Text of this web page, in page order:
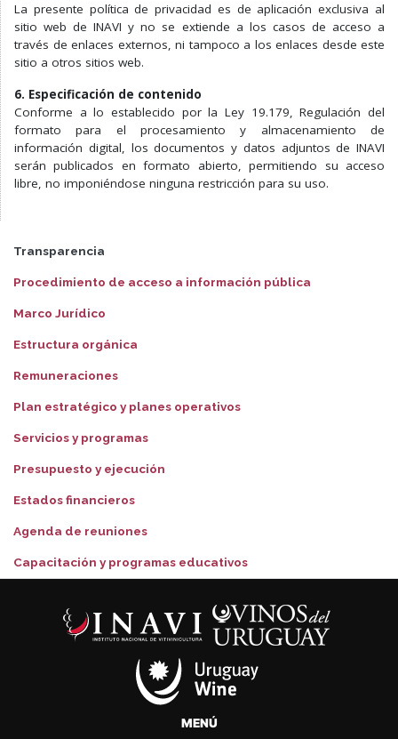
La presente política de privacidad es de aplicación exclusiva al
sitio web de INAVI y no se extiende a los casos de acceso a
través de enlaces externos, ni tampoco a los enlaces desde este
sitio a otros sitios web.
6. Especificación de contenido
Conforme a lo establecido por la Ley 19.179, Regulación del
formato para el procesamiento y almacenamiento de
información digital, los documentos y datos adjuntos de INAVI
serán publicados en formato abierto, permitiendo su acceso
libre, no imponiéndose ninguna restricción para su uso.
Transparencia
Procedimiento de acceso a información pública
Marco Jurídico
Estructura orgánica
Remuneraciones
Plan estratégico y planes operativos
Servicios y programas
Presupuesto y ejecución
Estados financieros
Agenda de reuniones
Capacitación y programas educativos
MENÚ